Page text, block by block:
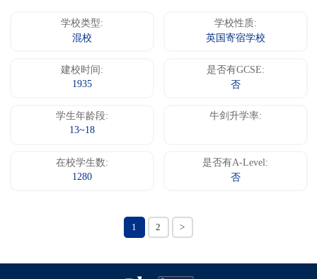
学校类型:
混校
学校性质:
英国寄宿学校
建校时间:
1935
是否有GCSE:
否
学生年龄段:
13~18
牛剑升学率:
在校学生数:
1280
是否有A-Level:
否
1 2 >